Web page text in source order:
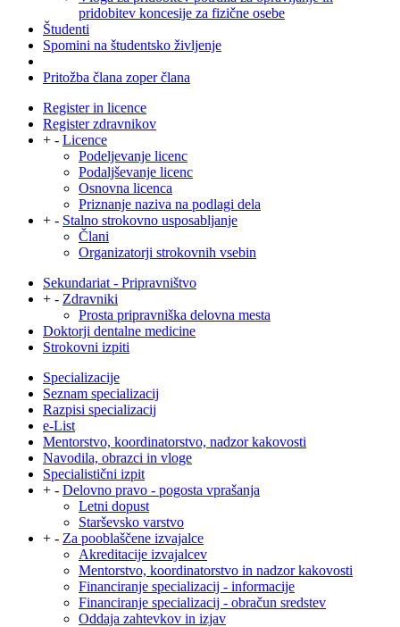
pridobitev koncesije za fizične osebe
Študenti
Spomini na študentsko življenje
Pritožba člana zoper člana
Register in licence
Register zdravnikov
+ - Licence
Podeljevanje licenc
Podaljševanje licenc
Osnovna licenca
Priznanje naziva na podlagi dela
+ - Stalno strokovno usposabljanje
Člani
Organizatorji strokovnih vsebin
Sekundariat - Pripravništvo
+ - Zdravniki
Prosta pripravniška delovna mesta
Doktorji dentalne medicine
Strokovni izpiti
Specializacije
Seznam specializacij
Razpisi specializacij
e-List
Mentorstvo, koordinatorstvo, nadzor kakovosti
Navodila, obrazci in vloge
Specialistični izpit
+ - Delovno pravo - pogosta vprašanja
Letni dopust
Starševsko varstvo
+ - Za pooblaščene izvajalce
Akreditacije izvajalcev
Mentorstvo, koordinatorstvo in nadzor kakovosti
Financiranje specializacij - informacije
Financiranje specializacij - obračun sredstev
Oddaja zahtevkov in izjav